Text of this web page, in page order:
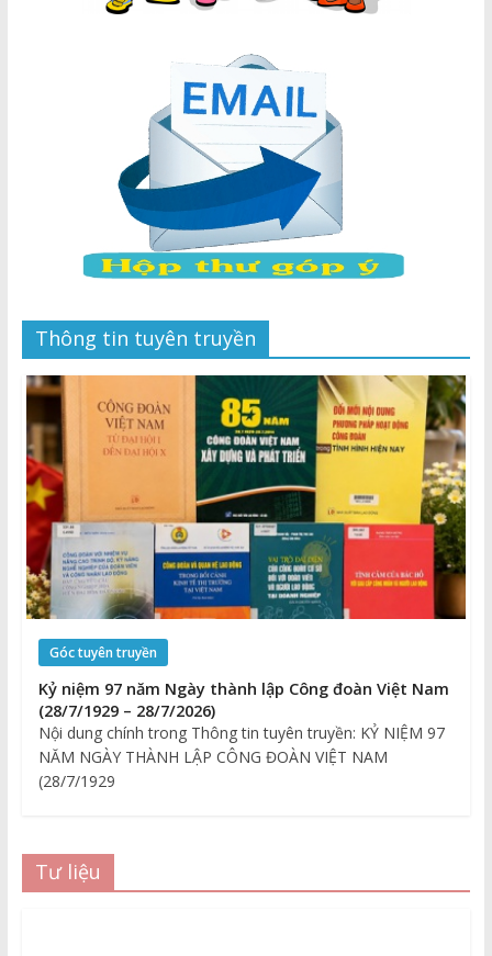
Thông tin tuyên truyền
Góc tuyên truyền
Kỷ niệm 97 năm Ngày thành lập Công đoàn Việt Nam
(28/7/1929 – 28/7/2026)
Nội dung chính trong Thông tin tuyên truyền: KỶ NIỆM 97
NĂM NGÀY THÀNH LẬP CÔNG ĐOÀN VIỆT NAM
(28/7/1929
Tư liệu